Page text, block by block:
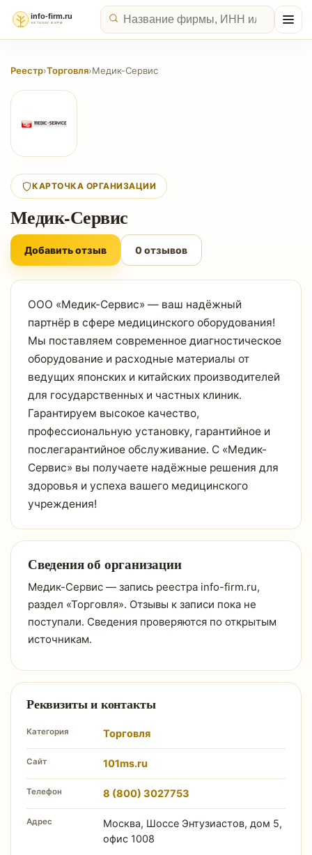
Реестр›Торговля›Медик-Сервис
КАРТОЧКА ОРГАНИЗАЦИИ
Медик-Сервис
Добавить отзыв 0 отзывов
ООО «Медик-Сервис» — ваш надёжный
партнёр в сфере медицинского оборудования!
Мы поставляем современное диагностическое
оборудование и расходные материалы от
ведущих японских и китайских производителей
для государственных и частных клиник.
Гарантируем высокое качество,
профессиональную установку, гарантийное и
послегарантийное обслуживание. С «Медик-
Сервис» вы получаете надёжные решения для
здоровья и успеха вашего медицинского
учреждения!
Сведения об организации
Медик-Сервис — запись реестра info-firm.ru,
раздел «Торговля». Отзывы к записи пока не
поступали. Сведения проверяются по открытым
источникам.
Реквизиты и контакты
Категория Торговля
Сайт 101ms.ru
Телефон 8 (800) 3027753
Адрес
Москва, Шоссе Энтузиастов, дом 5,
офис 1008